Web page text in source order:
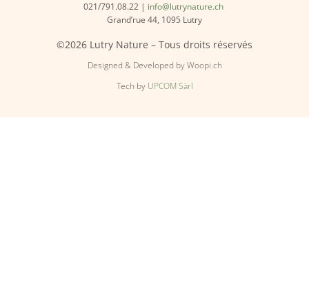
021/791.08.22 | info@lutrynature.ch
Grand’rue 44, 1095 Lutry
©2026 Lutry Nature – Tous droits réservés
Designed & Developed by Woopi.ch
Tech by UPCOM Sàrl